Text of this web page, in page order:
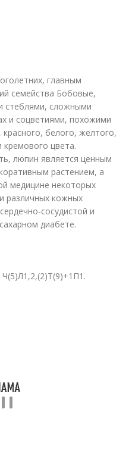
главным
семейства Бобовые,
стеблями, сложными
и соцветиями, похожими
красного, белого, желтого,
кремового цвета.
люпин является ценным
растением, а
медицине некоторых
различных кожных
сосудистой и
диабете.